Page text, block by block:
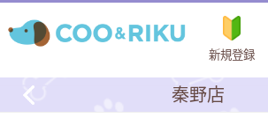
新規登録
秦野店